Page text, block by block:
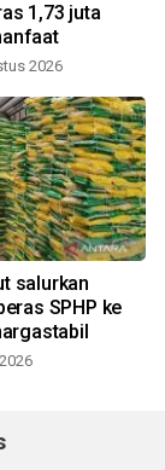
1,73 juta
2026
salurkan
SPHP ke